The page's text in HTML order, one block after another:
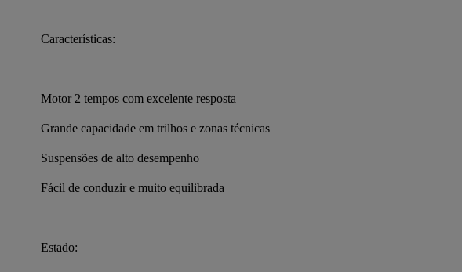
Características:
Motor 2 tempos com excelente resposta
Grande capacidade em trilhos e zonas técnicas
Suspensões de alto desempenho
Fácil de conduzir e muito equilibrada
Estado: